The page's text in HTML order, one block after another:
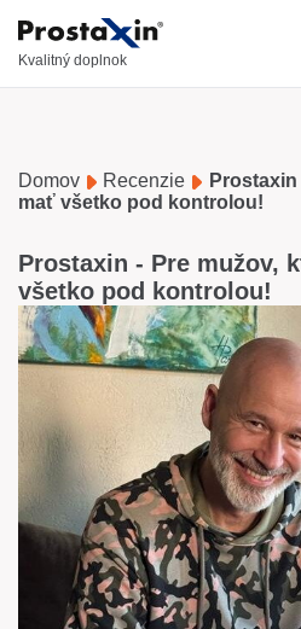
Kvalitný doplnok
Domov Recenzie
mať všetko pod kontrolou!
Prostaxin - Pre mužov,
všetko pod kontrolou!